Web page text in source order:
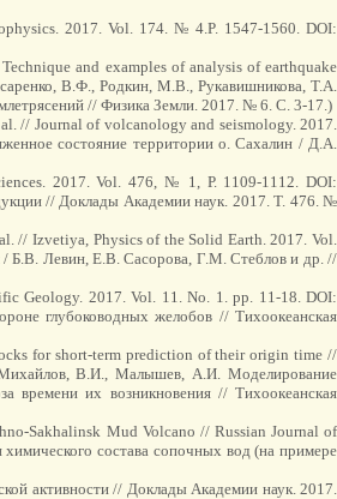
2017. Vol. 174. № 4.P. 1547-1560. DOI:
and examples of analysis of earthquake
В.Ф., Родкин, М.В., Рукавишникова, Т.А.
// Физика Земли. 2017. № 6. С. 3-17.)
// Journal of volcanology and seismology. 2017.
состояние территории о. Сахалин / Д.А.
2017. Vol. 476, № 1, Р. 1109-1112. DOI:
// Доклады Академии наук. 2017. Т. 476. №
// Izvetiya, Physics of the Solid Earth. 2017. Vol.
/ Б.В. Левин, Е.В. Сасорова, Г.М. Стеблов и др. //
Geology. 2017. Vol. 11. No. 1. pp. 11-18. DOI:
глубоководных желобов // Тихоокеанская
for short-term prediction of their origin time //
В.И., Малышев, А.И. Моделирование
времени их возникновения // Тихоокеанская
Sakhalinsk Mud Volcano // Russian Journal of
состава сопочных вод (на примере
активности // Доклады Академии наук. 2017.